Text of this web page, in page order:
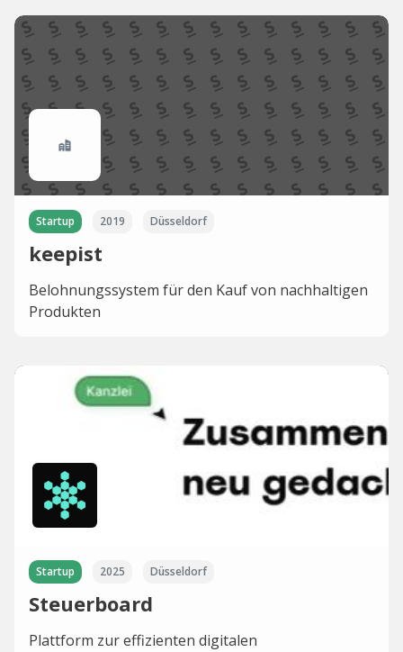
Startup 2019 Düsseldorf
keepist
Belohnungssystem für den Kauf von nachhaltigen
Produkten
Startup 2025 Düsseldorf
Steuerboard
Plattform zur effizienten digitalen